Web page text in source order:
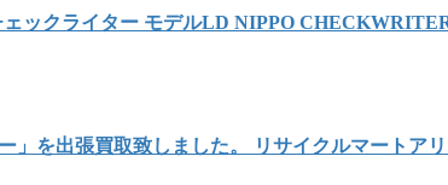
ックライター モデルLD NIPPO
を出張買取致しました。 リサイクルマートアリ